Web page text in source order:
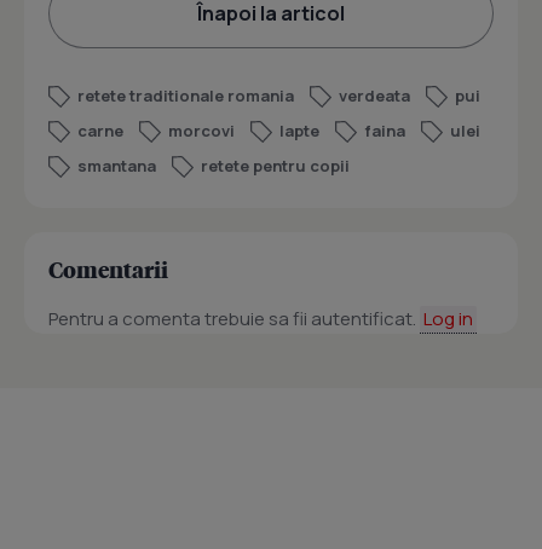
Înapoi la articol
retete traditionale romania verdeata
pui
carne
morcovi lapte faina
ulei
smantana
retete pentru copii
Comentarii
Pentru a comenta trebuie sa fii autentificat. Log in